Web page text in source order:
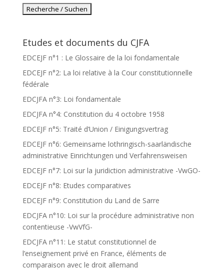
Etudes et documents du CJFA
EDCEJF n°1 : Le Glossaire de la loi fondamentale
EDCEJF n°2: La loi relative à la Cour constitutionnelle
fédérale
EDCJFA n°3: Loi fondamentale
EDCJFA n°4: Constitution du 4 octobre 1958
EDCEJF n°5: Traité d’Union / Einigungsvertrag
EDCEJF n°6: Gemeinsame lothringisch-saarländische
administrative Einrichtungen und Verfahrensweisen
EDCEJF n°7: Loi sur la juridiction administrative -VwGO-
EDCEJF n°8: Etudes comparatives
EDCEJF n°9: Constitution du Land de Sarre
EDCJFA n°10: Loi sur la procédure administrative non
contentieuse -VwVfG-
EDCJFA n°11: Le statut constitutionnel de
l’enseignement privé en France, éléments de
comparaison avec le droit allemand